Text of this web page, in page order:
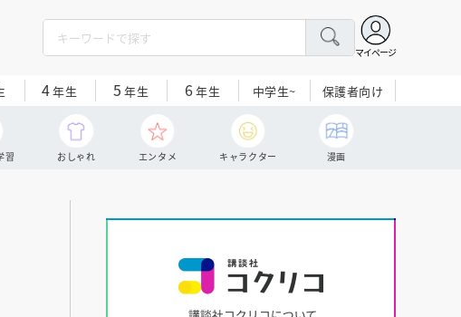
マイページ
4年生 5 年生 6年生 中学生~ 保護者向け
習 おしゃれ エンタメ キャラクター 漫画